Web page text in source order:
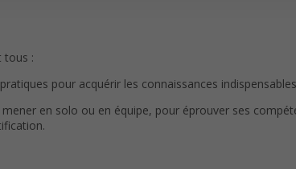
tous :
pour acquérir les connaissances
en solo ou en équipe, pour éprouver ses